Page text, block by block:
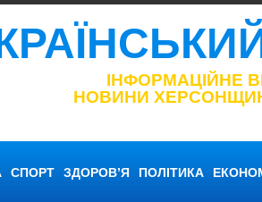
ІНФОРМАЦІЙНЕ
НОВИНИ
СПОРТ ЗДОРОВ’Я ПОЛІТИКА